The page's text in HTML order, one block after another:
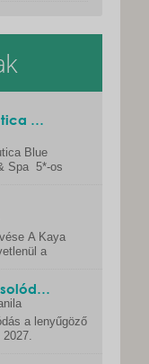
All Senses Nautica Blue Exclusive Resort & Spa
Blue
Spa 5*-os
A Kaya
a
Trópusi kikapcsolódás a lenyűgöző Fülöp-szigeteken - 2027. február
a lenyűgöző
2027.